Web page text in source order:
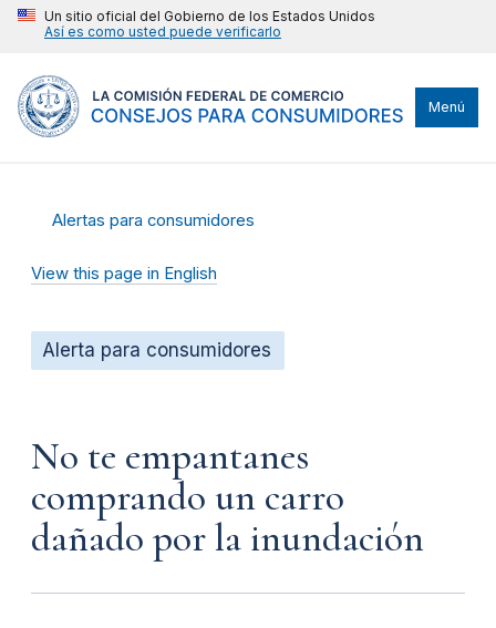
Un sitio oficial del Gobierno de los Estados Unidos
Así es como usted puede verificarlo
Menú
Alertas para consumidores
View this page in English
Alerta para consumidores
No te empantanes
comprando un carro
dañado por la inundación